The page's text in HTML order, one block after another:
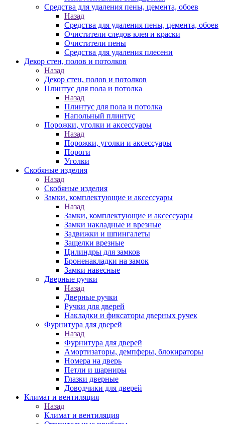
Средства для удаления пены, цемента, обоев
Назад
Средства для удаления пены, цемента, обоев
Очистители следов клея и краски
Очистители пены
Средства для удаления плесени
Декор стен, полов и потолков
Назад
Декор стен, полов и потолков
Плинтус для пола и потолка
Назад
Плинтус для пола и потолка
Напольный плинтус
Порожки, уголки и аксессуары
Назад
Порожки, уголки и аксессуары
Пороги
Уголки
Скобяные изделия
Назад
Скобяные изделия
Замки, комплектующие и аксессуары
Назад
Замки, комплектующие и аксессуары
Замки накладные и врезные
Задвижки и шпингалеты
Защелки врезные
Цилиндры для замков
Броненакладки на замок
Замки навесные
Дверные ручки
Назад
Дверные ручки
Ручки для дверей
Накладки и фиксаторы дверных ручек
Фурнитура для дверей
Назад
Фурнитура для дверей
Амортизаторы, демпферы, блокираторы
Номера на дверь
Петли и шарниры
Глазки дверные
Доводчики для дверей
Климат и вентиляция
Назад
Климат и вентиляция